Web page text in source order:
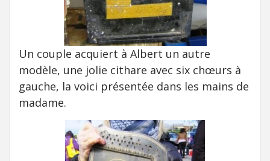
Un couple acquiert à Albert un autre
modèle, une jolie cithare avec six chœurs à
gauche, la voici présentée dans les mains de
madame.